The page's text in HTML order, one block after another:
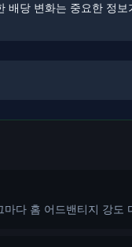
당 변화는 중요한 정
다 홈 어드밴티지 강도